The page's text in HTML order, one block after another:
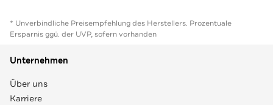
* Unverbindliche Preisempfehlung des Herstellers. Prozentuale
Ersparnis ggü. der UVP, sofern vorhanden
Unternehmen
Über uns
Karriere